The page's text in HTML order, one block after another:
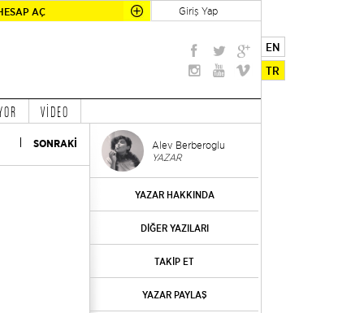
AÇ Giriş Yap
EN
TR
VİDEO
SONRAKİ Alev Berberoglu
YAZAR
YAZAR HAKKINDA
DİĞER YAZILARI
TAKİP ET
YAZAR PAYLAŞ